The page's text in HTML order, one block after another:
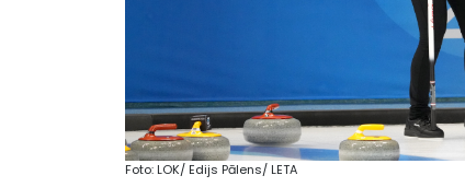
Foto: LOK/ Edijs Pālens/ LETA